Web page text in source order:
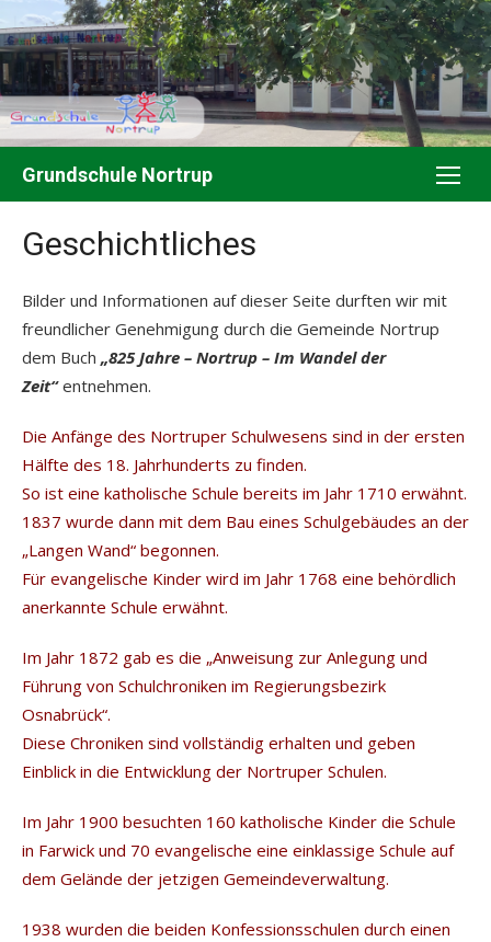
Skip
to
content
Grundschule Nortrup
Geschichtliches
Bilder und Informationen auf dieser Seite durften wir mit
freundlicher Genehmigung durch die Gemeinde Nortrup
dem Buch „825 Jahre – Nortrup – Im Wandel der
Zeit“entnehmen.
Die Anfänge des Nortruper Schulwesens sind in der ersten
Hälfte des 18. Jahrhunderts zu finden.
So ist eine katholische Schule bereits im Jahr 1710 erwähnt.
1837 wurde dann mit dem Bau eines Schulgebäudes an der
„Langen Wand“ begonnen.
Für evangelische Kinder wird im Jahr 1768 eine behördlich
anerkannte Schule erwähnt.
Im Jahr 1872 gab es die „Anweisung zur Anlegung und
Führung von Schulchroniken im Regierungsbezirk
Osnabrück“.
Diese Chroniken sind vollständig erhalten und geben
Einblick in die Entwicklung der Nortruper Schulen.
Im Jahr 1900 besuchten 160 katholische Kinder die Schule
in Farwick und 70 evangelische eine einklassige Schule auf
dem Gelände der jetzigen Gemeindeverwaltung.
1938 wurden die beiden Konfessionsschulen durch einen